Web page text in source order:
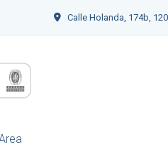
Calle Holanda, 174b,